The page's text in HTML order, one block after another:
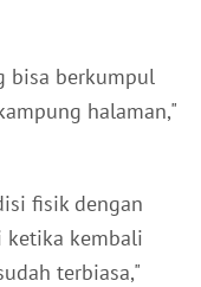
bisa berkumpul
halaman,"
fisik dengan
ketika kembali
terbiasa,"